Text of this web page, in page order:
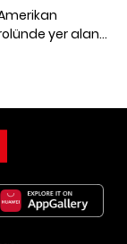
yer alan